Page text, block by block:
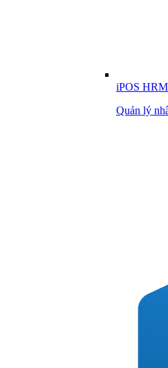
iPOS HRM
Quản lý